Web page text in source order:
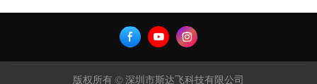
版权所有 © 深圳市斯达飞科技有限公司